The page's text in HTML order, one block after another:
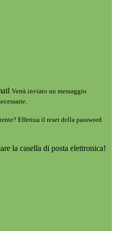
Verrà inviato un messaggio
Effettua il reset della password
la casella di posta elettronica!